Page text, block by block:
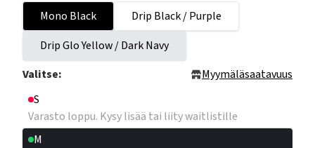
Mono Black
Drip Black / Purple
Drip Glo Yellow / Dark Navy
Valitse:
Myymäläsaatavuus
S
Varasto loppu. Kysy lisää tai liity waitlistille
M